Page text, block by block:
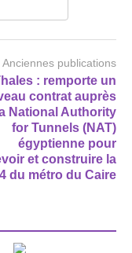
Anciennes publications
: remporte un
contrat auprès
National Authority
for Tunnels (NAT)
égyptienne pour
et construire la
du métro du Caire